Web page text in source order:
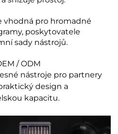
vhodná pro hromadné
poskytovatele
sady nástrojů.
/ ODM
nástroje pro partnery
design a
kapacitu.